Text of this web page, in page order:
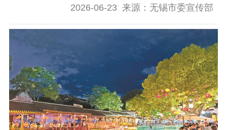
信息公开制度
信息公开指南
信息公开年度报
政策法规
工作动态
理论武装
理论学习 宣传宣讲 研究阐释
2026-06-23 来源：无锡市委宣传部